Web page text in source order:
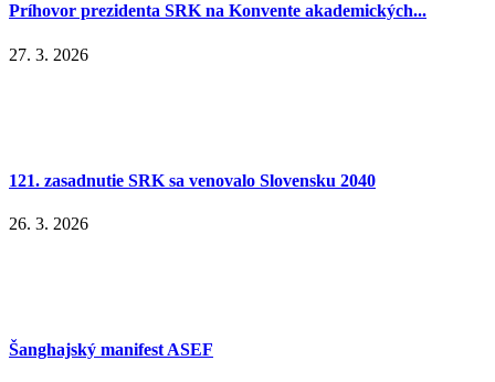
Príhovor prezidenta SRK na Konvente akademických...
27. 3. 2026
121. zasadnutie SRK sa venovalo Slovensku 2040
26. 3. 2026
Šanghajský manifest ASEF